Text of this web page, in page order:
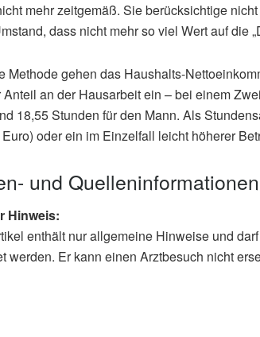
mehr zeitgemäß. Sie berücksichtige
dass nicht mehr so viel Wert auf die
Methode gehen das Haushalts-
an der Hausarbeit ein – bei einem
18,55 Stunden für den Mann. Als
oder ein im Einzelfall leicht höherer
und Quelleninformationen
Hinweis:
enthält nur allgemeine Hinweise und
werden. Er kann einen Arztbesuch nicht